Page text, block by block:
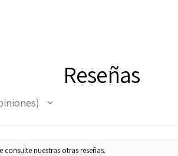
Reseñas
nuestras otras reseñas.